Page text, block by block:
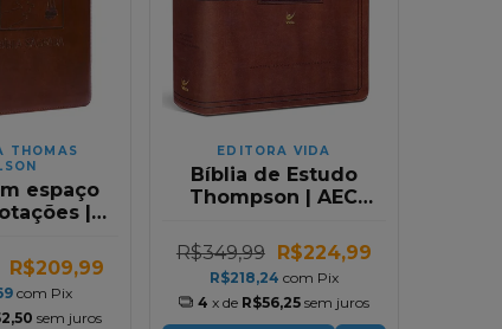
THOMAS
espaço
|
Couro
R$209,99
com Pix
sem juros
EDITORA VIDA
Bíblia de Estudo
Thompson | AEC
Luxo Marrom | Com
Índice
R$349,99 R$224,99
R$218,24 com Pix
4 x de R$56,25 sem juros